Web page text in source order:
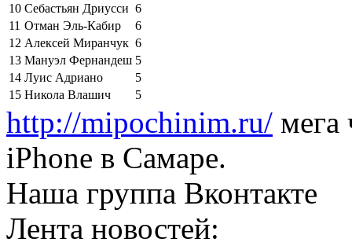
10 Себастьян Дриусси 6
11 Отман Эль-Кабир
6
12 Алексей Миранчук 6
13 Мануэл Фернандеш 5
14 Луис Адриано
5
15 Никола Влашич 5
http://mipochinim.ru/ мега
iPhone в Самаре.
Наша группа Вконтакте
Лента новостей: